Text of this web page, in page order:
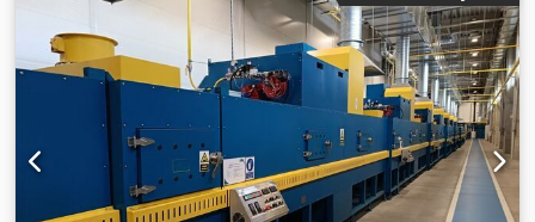
padeve caur pieslēgumu vannām Vairāk preču – gan
jaunu, gan lietotu – atradīsiet mūsu veikalā! Starptautiskās
piegādes izmaksas pēc pieprasījuma!